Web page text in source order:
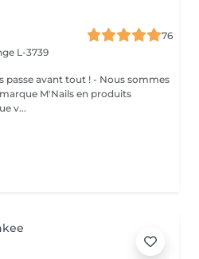
76
L-3739
tout ! - Nous sommes
M'Nails en produits
v...